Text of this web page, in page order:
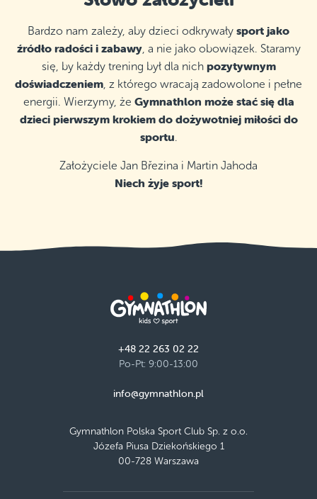
Bardzo nam zależy, aby dzieci odkrywały sport jako
źródło radości i zabawy, a nie jako obowiązek. Staramy
się, by każdy trening był dla nich pozytywnym
doświadczeniem , z którego wracają zadowolone i pełne
energii. Wierzymy, że Gymnathlon może stać się dla
dzieci pierwszym krokiem do dożywotniej miłości do
sportu.
Założyciele Jan Březina i Martin Jahoda
Niech żyje sport!
+48 22 263 02 22
Po-Pt: 9:00-13:00
info@gymnathlon.pl
Gymnathlon Polska Sport Club Sp. z o.o.
Józefa Piusa Dziekońskiego 1
00-728 Warszawa